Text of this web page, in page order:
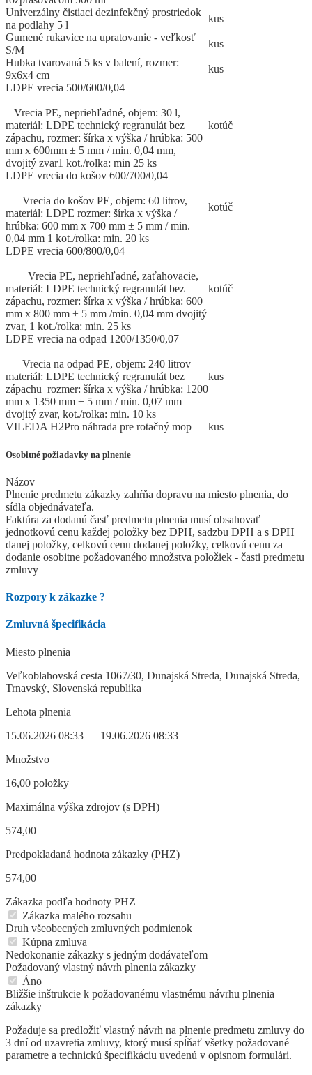
Univerzálny čistiaci dezinfekčný prostriedok
na podlahy 5 l
kus
Gumené rukavice na upratovanie - veľkosť
S/M
kus
Hubka tvarovaná 5 ks v balení, rozmer:
9x6x4 cm
kus
LDPE vrecia 500/600/0,04
Vrecia PE, nepriehľadné, objem: 30 l,
materiál: LDPE technický regranulát bez
zápachu, rozmer: šírka x výška / hrúbka: 500
mm x 600mm ± 5 mm / min. 0,04 mm,
dvojitý zvar1 kot./rolka: min 25 ks
kotúč
LDPE vrecia do košov 600/700/0,04
Vrecia do košov PE, objem: 60 litrov,
materiál: LDPE rozmer: šírka x výška /
hrúbka: 600 mm x 700 mm ± 5 mm / min.
0,04 mm 1 kot./rolka: min. 20 ks
kotúč
LDPE vrecia 600/800/0,04
Vrecia PE, nepriehľadné, zaťahovacie,
materiál: LDPE technický regranulát bez
zápachu, rozmer: šírka x výška / hrúbka: 600
mm x 800 mm ± 5 mm /min. 0,04 mm dvojitý
zvar, 1 kot./rolka: min. 25 ks
kotúč
LDPE vrecia na odpad 1200/1350/0,07
Vrecia na odpad PE, objem: 240 litrov
materiál: LDPE technický regranulát bez
zápachu rozmer: šírka x výška / hrúbka: 1200
mm x 1350 mm ± 5 mm / min. 0,07 mm
dvojitý zvar, kot./rolka: min. 10 ks
kus
VILEDA H2Pro náhrada pre rotačný mop kus
Osobitné požiadavky na plnenie
Názov
Plnenie predmetu zákazky zahŕňa dopravu na miesto plnenia, do
sídla objednávateľa.
Faktúra za dodanú časť predmetu plnenia musí obsahovať
jednotkovú cenu každej položky bez DPH, sadzbu DPH a s DPH
danej položky, celkovú cenu dodanej položky, celkovú cenu za
dodanie osobitne požadovaného množstva položiek - časti predmetu
zmluvy
Rozpory k zákazke ?
Zmluvná špecifikácia
Miesto plnenia
Veľkoblahovská cesta 1067/30, Dunajská Streda, Dunajská Streda,
Trnavský, Slovenská republika
Lehota plnenia
15.06.2026 08:33 — 19.06.2026 08:33
Množstvo
16,00 položky
Maximálna výška zdrojov (s DPH)
574,00
Predpokladaná hodnota zákazky (PHZ)
574,00
Zákazka podľa hodnoty PHZ
Zákazka malého rozsahu
Druh všeobecných zmluvných podmienok
Kúpna zmluva
Nedokonanie zákazky s jedným dodávateľom
Požadovaný vlastný návrh plnenia zákazky
Áno
Bližšie inštrukcie k požadovanému vlastnému návrhu plnenia
zákazky
Požaduje sa predložiť vlastný návrh na plnenie predmetu zmluvy do
3 dní od uzavretia zmluvy, ktorý musí spĺňať všetky požadované
parametre a technickú špecifikáciu uvedenú v opisnom formulári.